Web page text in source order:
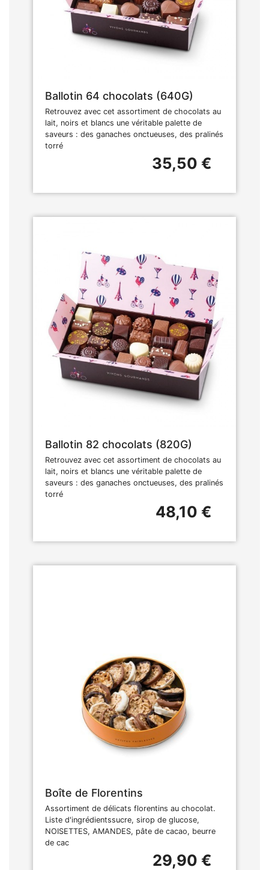
Ballotin 64 chocolats (640G)
Retrouvez avec cet assortiment de chocolats au
lait, noirs et blancs une véritable palette de
saveurs : des ganaches onctueuses, des pralinés
torré
35,50 €
Ballotin 82 chocolats (820G)
Retrouvez avec cet assortiment de chocolats au
lait, noirs et blancs une véritable palette de
saveurs : des ganaches onctueuses, des pralinés
torré
48,10 €
Boîte de Florentins
Assortiment de délicats florentins au chocolat.
Liste d'ingrédientssucre, sirop de glucose,
NOISETTES, AMANDES, pâte de cacao, beurre
de cac
29,90 €